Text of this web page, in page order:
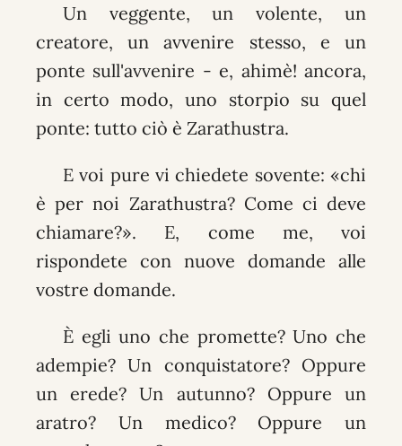
Un veggente, un volente, un
creatore, un avvenire stesso, e un
ponte sull'avvenire - e, ahimè! ancora,
in certo modo, uno storpio su quel
ponte: tutto ciò è Zarathustra.
E voi pure vi chiedete sovente: «chi
è per noi Zarathustra? Come ci deve
chiamare?». E, come me, voi
rispondete con nuove domande alle
vostre domande.
È egli uno che promette? Uno che
adempie? Un conquistatore? Oppure
un erede? Un autunno? Oppure un
aratro? Un medico? Oppure un